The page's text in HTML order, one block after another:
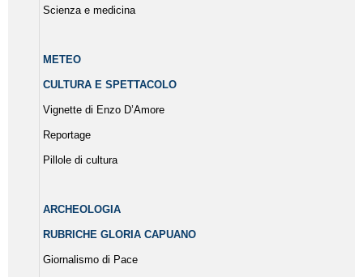
Scienza e medicina
METEO
CULTURA E SPETTACOLO
Vignette di Enzo D’Amore
Reportage
Pillole di cultura
ARCHEOLOGIA
RUBRICHE GLORIA CAPUANO
Giornalismo di Pace